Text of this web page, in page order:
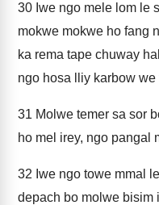
30 Iwe ngo mele lom le
mokwe mokwe ho fang
ka rema tape chuway
ngo hosa lliy karbow we
31 Molwe temer sa sor
ho mel irey, ngo pangal
32 Iwe ngo towe mmal
depach bo molwe bisim